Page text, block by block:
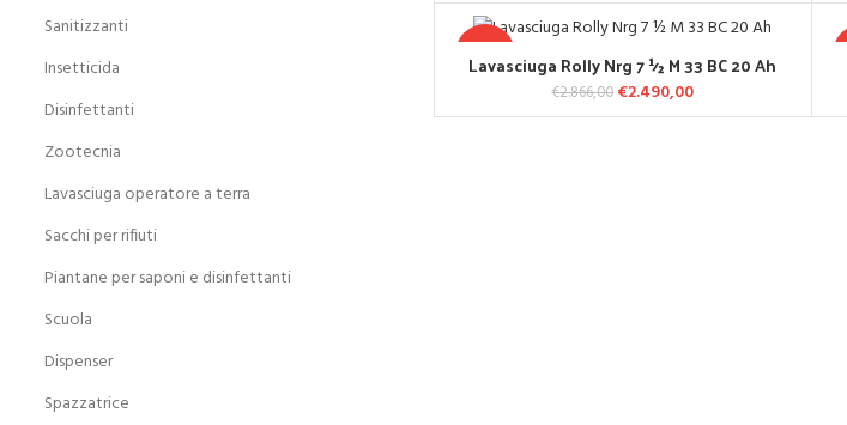
Sanitizzanti
Insetticida
Disinfettanti
Zootecnia
Lavasciuga operatore a terra
Sacchi per rifiuti
Piantane per saponi e disinfettanti
Scuola
Dispenser
Spazzatrice
AGGIUNGI AL CARRELLO
Lavasciuga Rolly Nrg 7 ½ M 33 BC 20 Ah
€2.866,00 Il prezzo originale era:
€2.866,00.
€2.490,00
attuale è: